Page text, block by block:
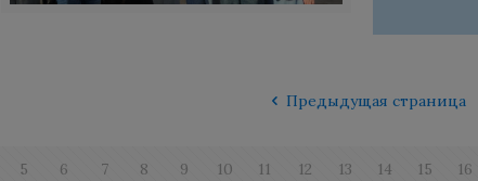
Предыдущая страница
5 6 7 8 9 10 11 12 13 14 15 16